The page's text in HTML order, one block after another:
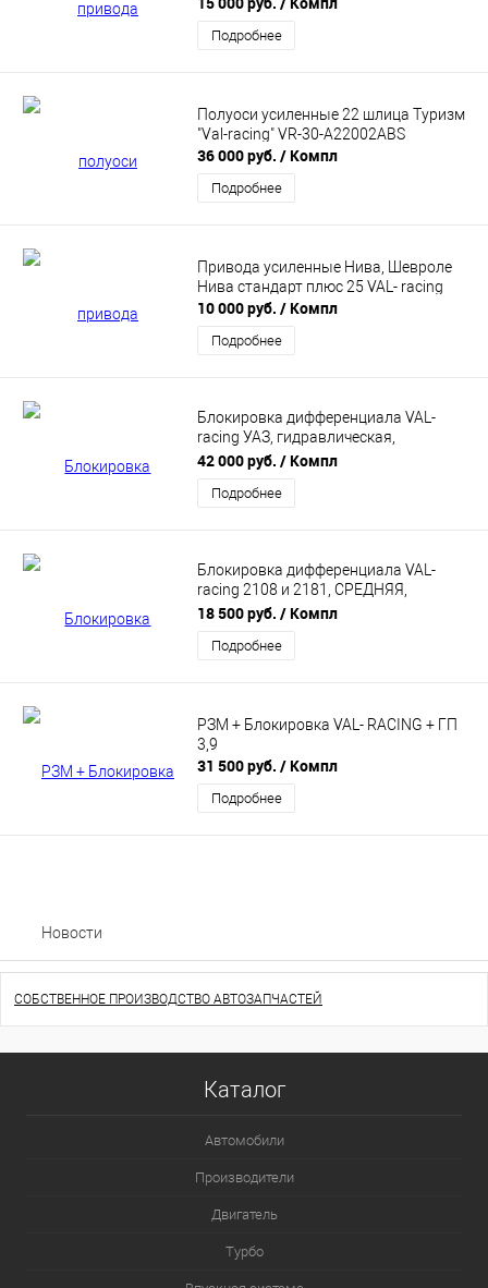
Подробнее
Полуоси усиленные 22 шлица Туризм
"Val-racing" VR-30-A22002ABS
36 000 руб. / Компл
Подробнее
Привода усиленные Нива, Шевроле
Нива стандарт плюс 25 VAL- racing
10 000 руб. / Компл
Подробнее
Блокировка дифференциала VAL-
racing УАЗ, гидравлическая,
принудительная, передний редуктор,
ЛЕГКАЯ (Гражданский, Спайсер,
Тимкен) VR-14-G00002H
42 000 руб. / Компл
Подробнее
Блокировка дифференциала VAL-
racing 2108 и 2181, СРЕДНЯЯ,
(Винтовая) VR-12-С000002
18 500 руб. / Компл
Подробнее
РЗМ + Блокировка VAL- RACING + ГП
3,9
31 500 руб. / Компл
Подробнее
Новости
СОБСТВЕННОЕ ПРОИЗВОДСТВО АВТОЗАПЧАСТЕЙ
Каталог
Автомобили
Производители
Двигатель
Турбо